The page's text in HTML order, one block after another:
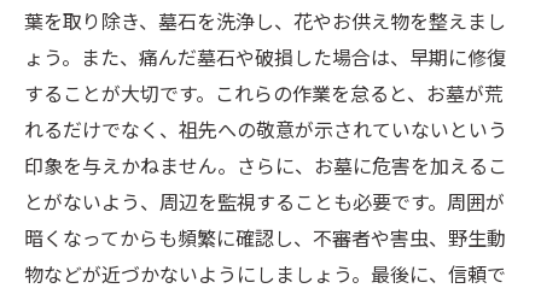
葉を取り除き、墓石を洗浄し、花やお供え物を整えまし
ょう。また、痛んだ墓石や破損した場合は、早期に修復
することが大切です。これらの作業を怠ると、お墓が荒
れるだけでなく、祖先への敬意が示されていないという
印象を与えかねません。さらに、お墓に危害を加えるこ
とがないよう、周辺を監視することも必要です。周囲が
暗くなってからも頻繁に確認し、不審者や害虫、野生動
物などが近づかないようにしましょう。最後に、信頼で